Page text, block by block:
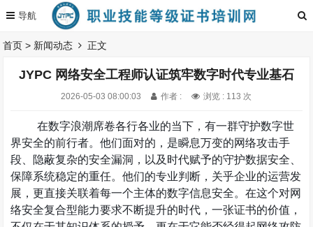
首页 > 新闻动态 正文
JYPC 网络安全工程师认证筑牢数字时代专业基石
2026-05-03 08:00:03 作者 : 浏览 : 113 次
在数字浪潮席卷各行各业的当下，有一群守护数字世
界安全的前行者。他们面对的，是瞬息万变的网络攻击手
段、隐蔽复杂的安全漏洞，以及时代赋予的守护数据安全、
保障系统稳定的重任。他们的专业判断，关乎企业的运营发
展，更直接关联着每一个主体的数字信息安全。在这个对网
络安全复合型能力要求不断提升的时代，一张证书的价值，